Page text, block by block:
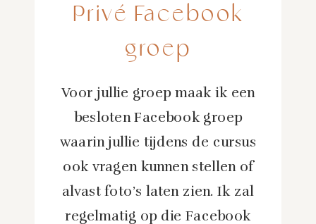
Privé Facebook
groep
Voor jullie groep maak ik een
besloten Facebook groep
waarin jullie tijdens de cursus
ook vragen kunnen stellen of
alvast foto’s laten zien. Ik zal
regelmatig op die Facebook